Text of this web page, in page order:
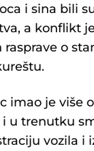
i sina bili
a konflikt
o
imao јe više
i u trenutku
vozila i